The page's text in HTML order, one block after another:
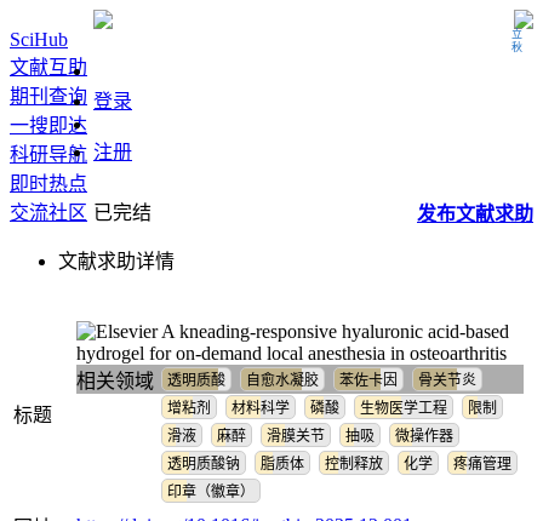
立秋
SciHub
文献互助
期刊查询
一搜即达
科研导航
即时热点
交流社区
登录
注册
发布文献求助
已完结
文献求助详情
标题
A kneading-responsive hyaluronic acid-based
hydrogel for on-demand local anesthesia in osteoarthritis
相关领域
透明质酸 自愈水凝胶 苯佐卡因
骨关节炎
增粘剂
材料科学 磷酸 生物医学工程
限制
滑液
麻醉 滑膜关节 抽吸
微操作器
透明质酸钠
脂质体 控制释放 化学
疼痛管理
印章（徽章）